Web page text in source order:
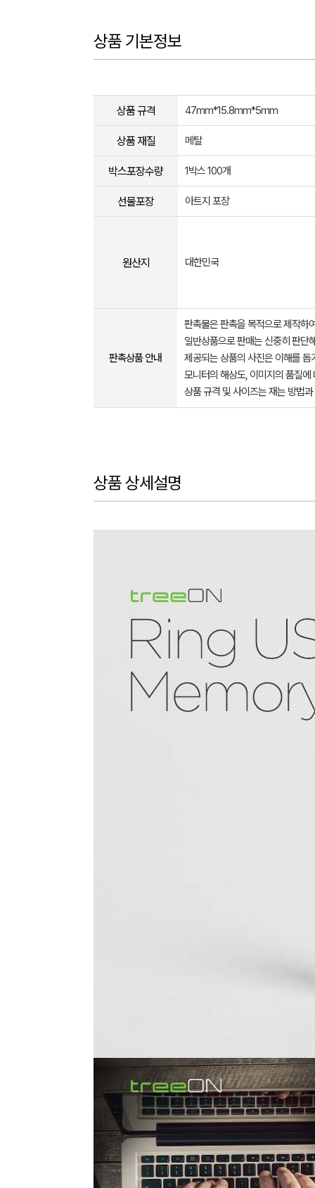
상품 기본정보
상품 규격 47mm*15.8mm*5mm
상품 재질 메탈
박스포장수량 1박스 100개
선물포장 아트지 포장
원산지 대한민국
판촉상품 안내
판촉물은 판촉을 목적으로 제작하
일반상품으로 판매는 신중히 판단
제공되는 상품의 사진은 이해를
모니터의 해상도, 이미지의 품질
상품 규격 및 사이즈는 재는 방법
상품 상세설명